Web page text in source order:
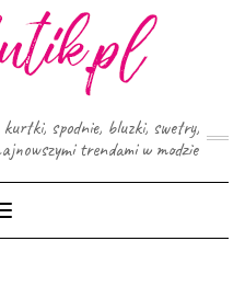
spodnie, bluzki, swetry,
trendami w modzie
Toggle
Navigation